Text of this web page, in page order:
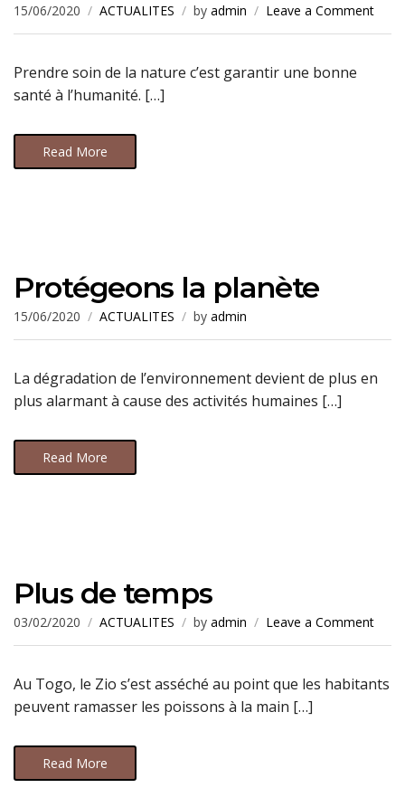
15/06/2020 ACTUALITES by admin Leave a Comment
Prendre soin de la nature c’est garantir une bonne
santé à l’humanité. […]
Read More
Protégeons la planète
15/06/2020 ACTUALITES by admin
La dégradation de l’environnement devient de plus en
plus alarmant à cause des activités humaines […]
Read More
Plus de temps
03/02/2020 ACTUALITES by admin Leave a Comment
Au Togo, le Zio s’est asséché au point que les habitants
peuvent ramasser les poissons à la main […]
Read More